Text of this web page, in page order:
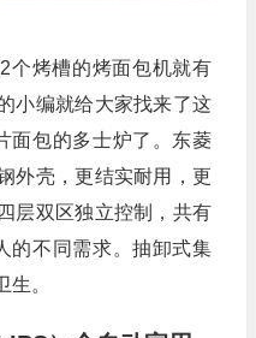
个烤槽的烤面包机就有
小编就给大家找来了这
面包的多士炉了。东菱
外壳，更结实耐用，更
层双区独立控制，共有
的不同需求。抽卸式集
。